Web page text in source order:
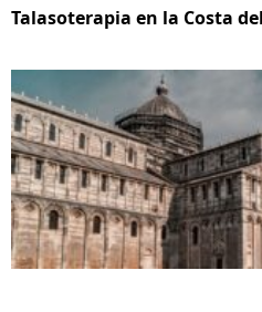
Talasoterapia en la Costa